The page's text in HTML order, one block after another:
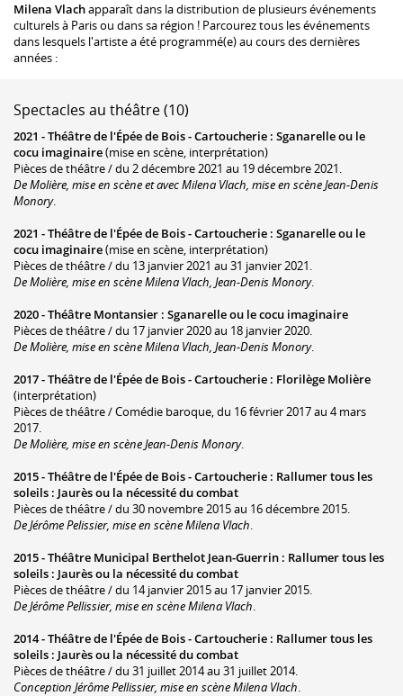
Milena Vlachapparaît dans la distribution de plusieurs événements
culturels à Paris ou dans sa région ! Parcourez tous les événements
dans lesquels l'artiste a été programmé(e) au cours des dernières
années :
Spectacles au théâtre (10)
2021 -Théâtre de l'Épée de Bois - Cartoucherie : Sganarelle ou le
cocu imaginaire(mise en scène, interprétation)
Pièces de théâtre / du 2 décembre 2021 au 19 décembre 2021.
De Molière, mise en scène et avec Milena Vlach, mise en scène Jean-Denis
Monory.
2021 -Théâtre de l'Épée de Bois - Cartoucherie : Sganarelle ou le
cocu imaginaire(mise en scène, interprétation)
Pièces de théâtre / du 13 janvier 2021 au 31 janvier 2021.
De Molière, mise en scène Milena Vlach, Jean-Denis Monory.
2020 -Théâtre Montansier : Sganarelle ou le cocu imaginaire
Pièces de théâtre / du 17 janvier 2020 au 18 janvier 2020.
De Molière, mise en scène Milena Vlach, Jean-Denis Monory.
2017 -Théâtre de l'Épée de Bois - Cartoucherie : Florilège Molière
(interprétation)
Pièces de théâtre / Comédie baroque, du 16 février 2017 au 4 mars
2017.
De Molière, mise en scène Jean-Denis Monory.
2015 -Théâtre de l'Épée de Bois - Cartoucherie : Rallumer tous les
soleils : Jaurès ou la nécessité du combat
Pièces de théâtre / du 30 novembre 2015 au 16 décembre 2015.
De Jérôme Pelissier, mise en scène Milena Vlach.
2015 -Théâtre Municipal Berthelot Jean-Guerrin : Rallumer tous les
soleils : Jaurès ou la nécessité du combat
Pièces de théâtre / du 14 janvier 2015 au 17 janvier 2015.
De Jérôme Pellissier, mise en scène Milena Vlach.
2014 -Théâtre de l'Épée de Bois - Cartoucherie : Rallumer tous les
soleils : Jaurès ou la nécessité du combat
Pièces de théâtre / du 31 juillet 2014 au 31 juillet 2014.
Conception Jérôme Pellissier, mise en scène Milena Vlach.